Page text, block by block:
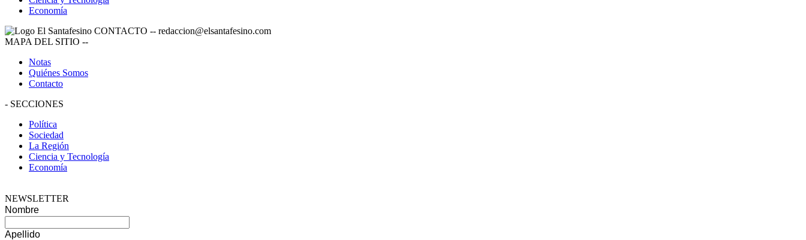
Economía
CONTACTO -- redaccion@elsantafesino.com
MAPA DEL SITIO --
Notas
Quiénes Somos
Contacto
- SECCIONES
Política
Sociedad
La Región
Ciencia y Tecnología
Economía
NEWSLETTER
Nombre
Apellido